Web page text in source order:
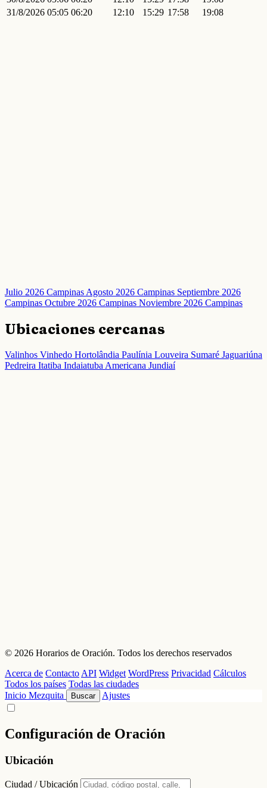
31/8/2026 05:05 06:20 12:10 15:29 17:58 19:08
Julio 2026 CampinasAgosto 2026 Campinas Septiembre 2026
Campinas Octubre 2026 Campinas Noviembre 2026 Campinas
Ubicaciones cercanas
Valinhos Vinhedo Hortolândia Paulínia Louveira Sumaré Jaguariúna
Pedreira Itatiba Indaiatuba Americana Jundiaí
© 2026 Horarios de Oración. Todos los derechos reservados
Acerca de Contacto API Widget WordPress Privacidad Cálculos
Todos los países Todas las ciudades
Inicio Mezquita Buscar Ajustes
Configuración de Oración
Ubicación
Ciudad / Ubicación